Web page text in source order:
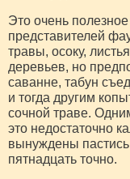
Это очень
представителей
травы, осоку,
деревьев, но
саванне, табун
и тогда другим
сочной траве.
это недостаточно
вынуждены пастись
пятнадцать точно.